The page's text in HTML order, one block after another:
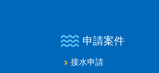
申請案件
接水申請